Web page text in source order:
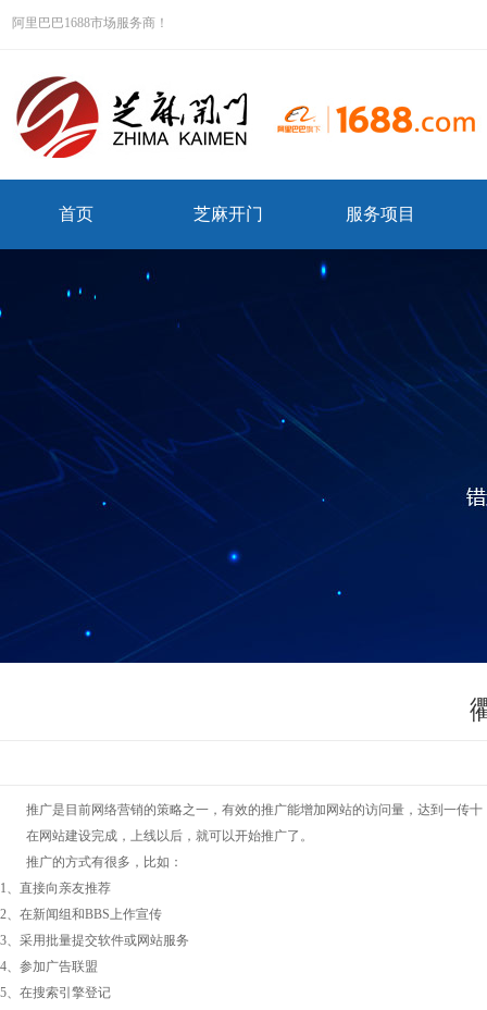
阿里巴巴1688市场服务商！
首页 芝麻开门 服务项目
推广是目前网络营销的策略之一，有效的推广能增加网站的访问量，达到一传十
在网站建设完成，上线以后，就可以开始推广了。
推广的方式有很多，比如：
1、直接向亲友推荐
2、在新闻组和BBS上作宣传
3、采用批量提交软件或网站服务
4、参加广告联盟
5、在搜索引擎登记